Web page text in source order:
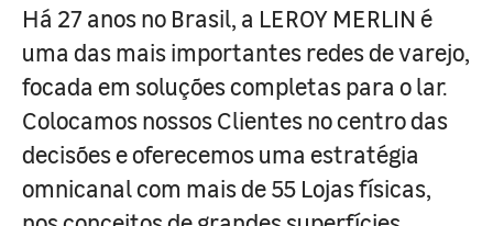
Há 27 anos no Brasil, a LEROY MERLIN é
uma das mais importantes redes de varejo,
focada em soluções completas para o lar.
Colocamos nossos Clientes no centro das
decisões e oferecemos uma estratégia
omnicanal com mais de 55 Lojas físicas,